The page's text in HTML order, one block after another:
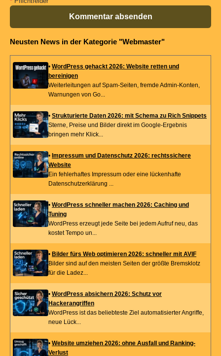
Kommentar absenden
Neusten News in der Kategorie "Webmaster"
• WordPress gehackt 2026: Website retten und
bereinigen
Weiterleitungen auf Spam-Seiten, fremde Admin-Konten,
Warnungen von Go...
• Strukturierte Daten 2026: mit Schema zu Rich Snippets
Sterne, Preise und Bilder direkt im Google-Ergebnis
bringen mehr Klick...
• Impressum und Datenschutz 2026: rechtssichere
Website
Ein fehlerhaftes Impressum oder eine lückenhafte
Datenschutzerklärung ...
• WordPress schneller machen 2026: Caching und
Tuning
WordPress erzeugt jede Seite bei jedem Aufruf neu, das
kostet Tempo un...
• Bilder fürs Web optimieren 2026: schneller mit AVIF
Bilder sind auf den meisten Seiten der größte Bremsklotz
für die Ladez...
• WordPress absichern 2026: Schutz vor
Hackerangriffen
WordPress ist das beliebteste Ziel automatisierter Angriffe,
neue Lück...
• Website umziehen 2026: ohne Ausfall und Ranking-
Verlust